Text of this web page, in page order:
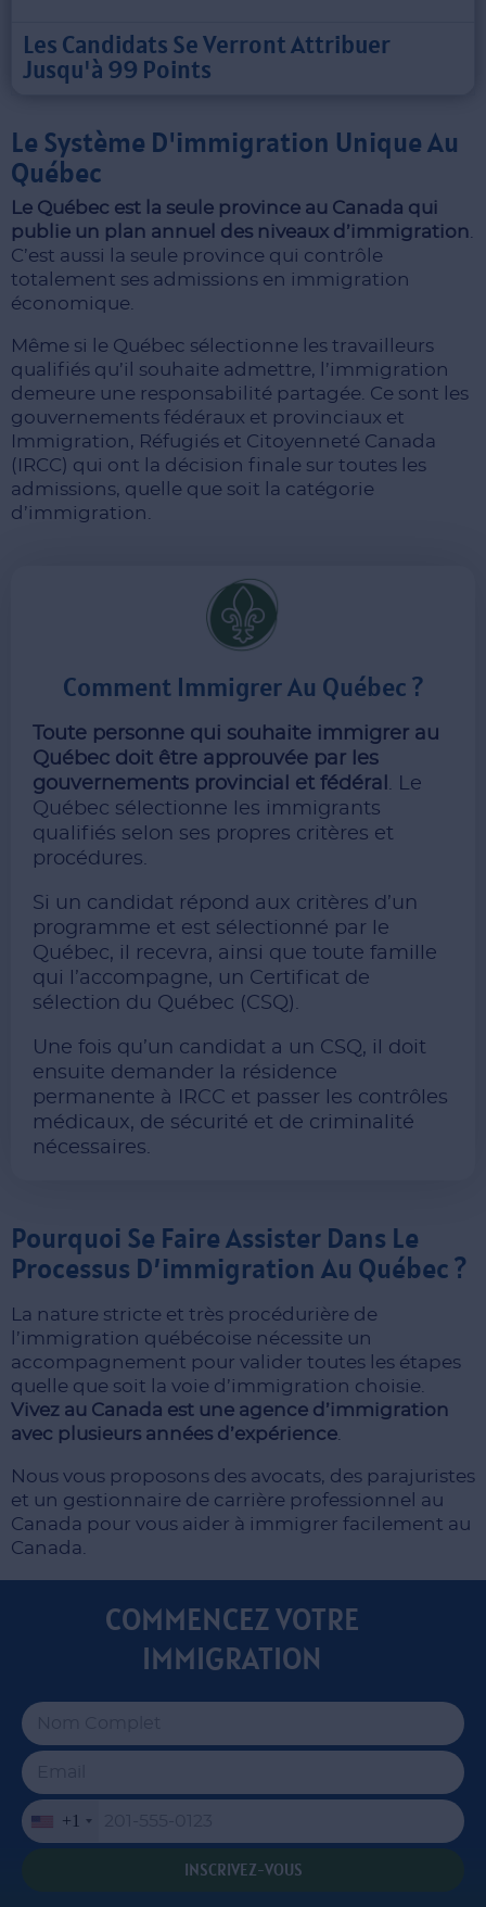
Les Candidats Se Verront Attribuer
Jusqu'à 99 Points
Le Système D'immigration Unique Au
Québec
Le Québec est la seule province au Canada qui
publie un plan annuel des niveaux d’immigration
C’est aussi la seule province qui contrôle
totalement ses admissions en immigration
économique.
Même si le Québec sélectionne les travailleurs
qualifiés qu’il souhaite admettre, l’immigration
demeure une responsabilité partagée. Ce sont les
gouvernements fédéraux et provinciaux et
Immigration, Réfugiés et Citoyenneté Canada
(IRCC) qui ont la décision finale sur toutes les
admissions, quelle que soit la catégorie
d’immigration.
Comment Immigrer Au Québec ?
Toute personne qui souhaite immigrer au
Québec doit être approuvée par les
gouvernements provincial et fédéral . Le
Québec sélectionne les immigrants
qualifiés selon ses propres critères et
procédures.
Si un candidat répond aux critères d’un
programme et est sélectionné par le
Québec, il recevra, ainsi que toute famille
qui l’accompagne, un Certificat de
sélection du Québec (CSQ).
Une fois qu’un candidat a un CSQ, il doit
ensuite demander la résidence
permanente à IRCC et passer les contrôles
médicaux, de sécurité et de criminalité
nécessaires.
Pourquoi Se Faire Assister Dans Le
Processus D’immigration Au Québec ?
La nature stricte et très procédurière de
l’immigration québécoise nécessite un
accompagnement pour valider toutes les étapes
quelle que soit la voie d’immigration choisie.
Vivez au Canada est une agence d’immigration
avec plusieurs années d’expérience
Nous vous proposons des avocats, des parajuristes
et un gestionnaire de carrière professionnel au
Canada pour vous aider à immigrer facilement au
Canada.
COMMENCEZ VOTRE
IMMIGRATION
+1
INSCRIVEZ-VOUS